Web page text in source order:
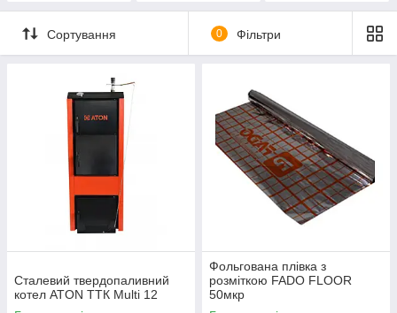
Сортування 0 Фільтри
Сталевий твердопаливний
котел ATON ТТК Multi 12
Фольгована плівка з
розміткою FADO FLOOR
50мкр